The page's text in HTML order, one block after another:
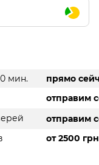
мин.
прямо
отправим
отправим
от 2500 грн